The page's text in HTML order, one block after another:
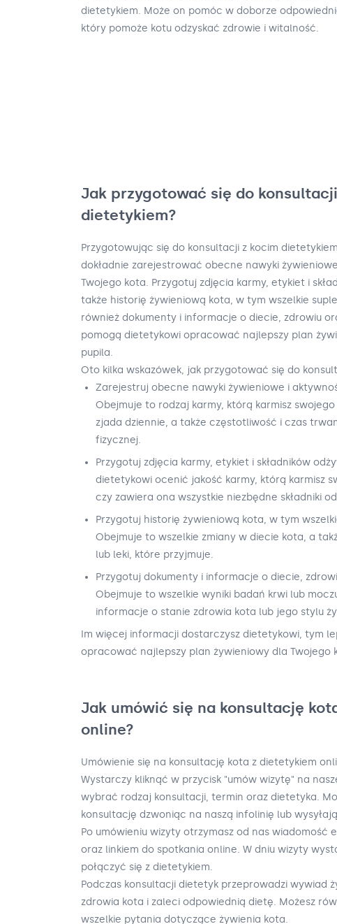
dietetykiem. Może on pomóc w doborze
który pomoże kotu odzyskać zdrowie i witalność.
Jak przygotować się do
dietetykiem?
Przygotowując się do konsultacji z kocim
dokładnie zarejestrować obecne nawyki
Twojego kota. Przygotuj zdjęcia karmy, etykiet i
także historię żywieniową kota, w tym wszelkie
również dokumenty i informacje o diecie, zdrowiu
pomogą dietetykowi opracować najlepszy plan
pupila.
Oto kilka wskazówek, jak przygotować się do
Zarejestruj obecne nawyki żywieniowe i
Obejmuje to rodzaj karmy, którą karmisz
zjada dziennie, a także częstotliwość i czas
fizycznej.
Przygotuj zdjęcia karmy, etykiet i składników
dietetykowi ocenić jakość karmy, którą karmisz
czy zawiera ona wszystkie niezbędne składniki
Przygotuj historię żywieniową kota, w tym
Obejmuje to wszelkie zmiany w diecie kota, a
lub leki, które przyjmuje.
Przygotuj dokumenty i informacje o diecie,
Obejmuje to wszelkie wyniki badań krwi lub
informacje o stanie zdrowia kota lub jego stylu
Im więcej informacji dostarczysz dietetykowi, tym
opracować najlepszy plan żywieniowy dla Twojego
Jak umówić się na konsultację
online?
Umówienie się na konsultację kota z dietetykiem
Wystarczy kliknąć w przycisk "umów wizytę" na
wybrać rodzaj konsultacji, termin oraz dietetyka.
konsultację dzwoniąc na naszą infolinię lub
Po umówieniu wizyty otrzymasz od nas wiadomość
oraz linkiem do spotkania online. W dniu wizyty
połączyć się z dietetykiem.
Podczas konsultacji dietetyk przeprowadzi wywiad
zdrowia kota i zaleci odpowiednią dietę. Możesz
wszelkie pytania dotyczące żywienia kota.